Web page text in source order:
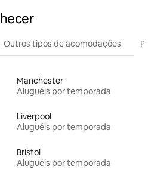
Outros tipos de acomodações
Manchester
Aluguéis por temporada
Liverpool
Aluguéis por temporada
Bristol
Aluguéis por temporada